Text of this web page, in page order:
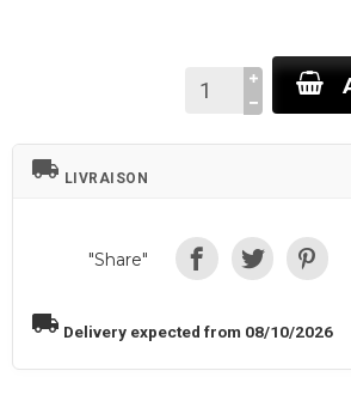
local_shipping LIVRAISON
"Share"
local_shipping Delivery expected from 08/10/2026